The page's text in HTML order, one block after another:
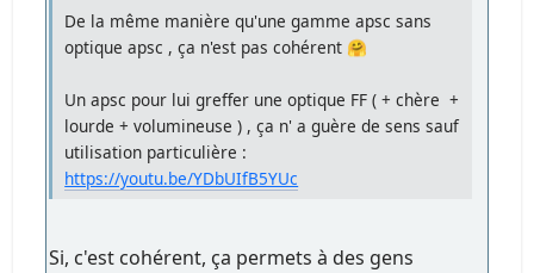
De la même manière qu'une gamme apsc sans
optique apsc , ça n'est pas cohérent 🤗
Un apsc pour lui greffer une optique FF ( + chère +
lourde + volumineuse ) , ça n' a guère de sens sauf
utilisation particulière :
https://youtu.be/YDbUIfB5YUc
Si, c'est cohérent, ça permets à des gens